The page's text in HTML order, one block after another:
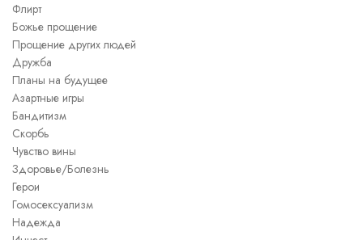
Флирт
Божье прощение
Прощение других людей
Дружба
Планы на будущее
Азартные игры
Бандитизм
Скорбь
Чувство вины
Здоровье/Болезнь
Герои
Гомосексуализм
Надежда